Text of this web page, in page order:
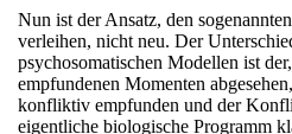
Nun ist der Ansatz, den
verleihen, nicht neu. Der
psychosomatischen Modellen ist
empfundenen Momenten
konfliktiv empfunden und der
eigentliche biologische Programm